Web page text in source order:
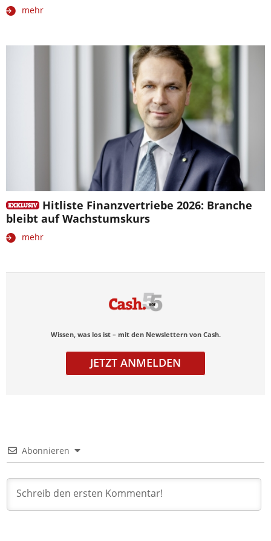
mehr
Hitliste Finanzvertriebe 2026: Branche
bleibt auf Wachstumskurs
mehr
Wissen, was los ist – mit den Newslettern von Cash.
JETZT ANMELDEN
Abonnieren